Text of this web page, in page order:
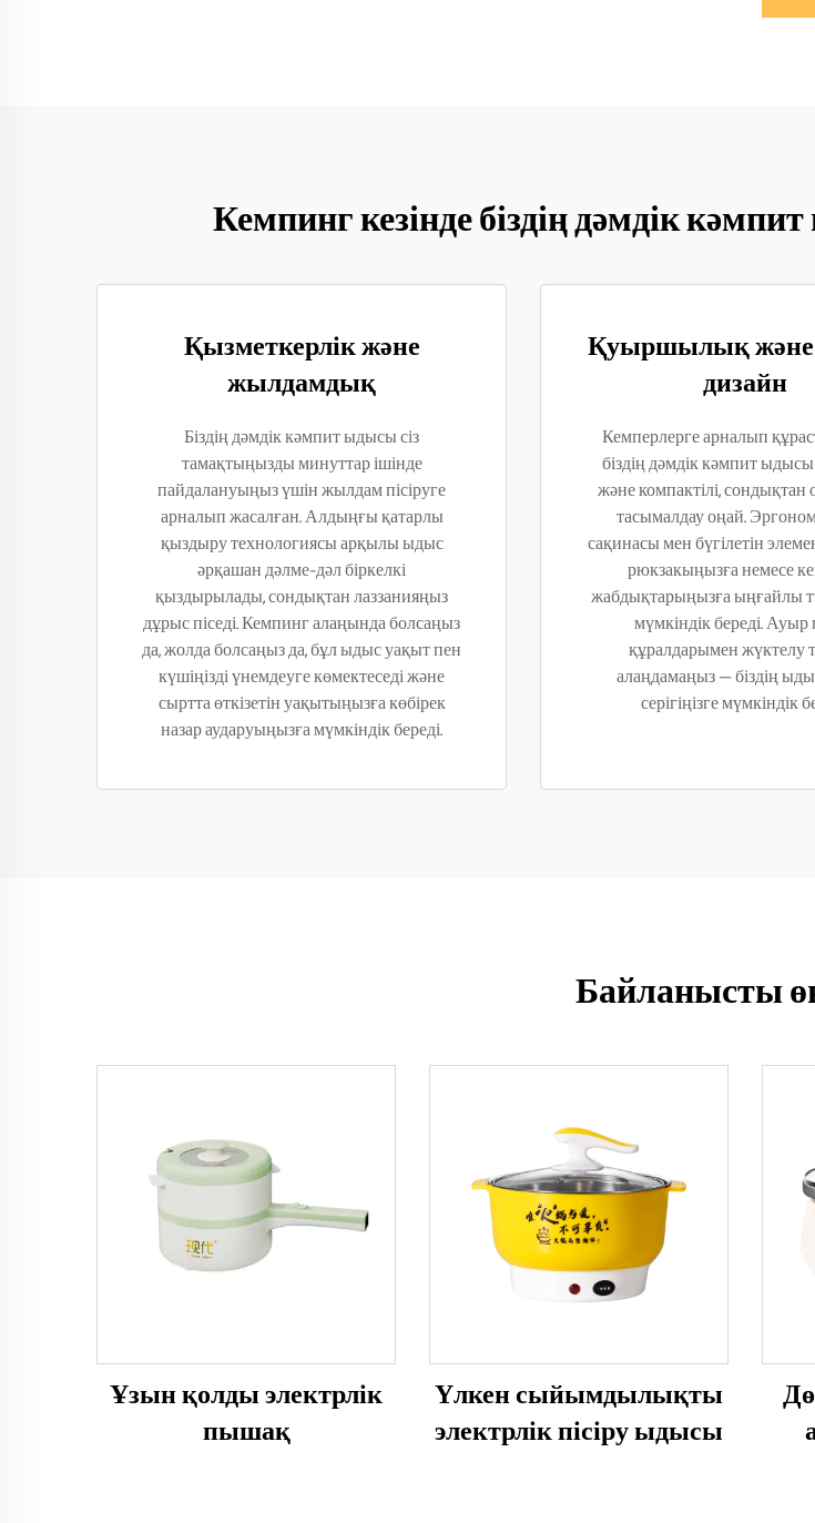
Кемпинг кезінде біздің дәмдік
Қызметкерлік және
жылдамдық
Біздің дәмдік кәмпит ыдысы сіз
тамақтыңызды минуттар ішінде
пайдалануыңыз үшін жылдам пісіруге
арналып жасалған. Алдыңғы қатарлы
қыздыру технологиясы арқылы ыдыс
әрқашан дәлме-дәл біркелкі
қыздырылады, сондықтан лаззанияңыз
дұрыс піседі. Кемпинг алаңында болсаңыз
да, жолда болсаңыз да, бұл ыдыс уақыт пен
күшіңізді үнемдеуге көмектеседі және
сыртта өткізетін уақытыңызға көбірек
назар аударуыңызға мүмкіндік береді.
Қуыршылық
дизайн
Кемперлерге арналып
біздің дәмдік кәмпит
және компактілі,
тасымалдау оңай.
сақинасы мен бүгілетін
рюкзакыңызға немесе
жабдықтарыңызға ыңғайлы
мүмкіндік береді. Ауыр
құралдарымен жүктелу
алаңдамаңыз — біздің
серігіңізге мүмкіндік
Байланысты
Ұзын қолды электрлік
пышақ
Үлкен сыйымдылықты
электрлік пісіру ыдысы